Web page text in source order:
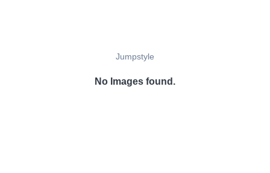
Jumpstyle
No Images found.